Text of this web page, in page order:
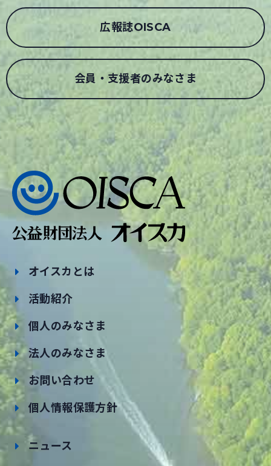
広報誌OISCA
会員・支援者のみなさま
オイスカとは
活動紹介
個人のみなさま
法人のみなさま
お問い合わせ
個人情報保護方針
ニュース